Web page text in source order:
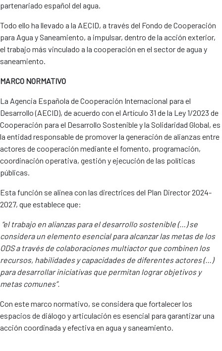
partenariado español del agua.
Todo ello ha llevado a la AECID, a través del Fondo de Cooperación
para Agua y Saneamiento, a impulsar, dentro de la acción exterior,
el trabajo más vinculado a la cooperación en el sector de agua y
saneamiento.
MARCO NORMATIVO
La Agencia Española de Cooperación Internacional para el
Desarrollo (AECID), de acuerdo con el Artículo 31 de la Ley 1/2023 de
Cooperación para el Desarrollo Sostenible y la Solidaridad Global, es
la entidad responsable de promover la generación de alianzas entre
actores de cooperación mediante el fomento, programación,
coordinación operativa, gestión y ejecución de las políticas
públicas.
Esta función se alinea con las directrices del Plan Director 2024-
2027, que establece que:
“el trabajo en alianzas para el desarrollo sostenible (…) se
considera un elemento esencial para alcanzar las metas de los
ODS a través de colaboraciones multiactor que combinen los
recursos, habilidades y capacidades de diferentes actores (…)
para desarrollar iniciativas que permitan lograr objetivos y
metas comunes”.
Con este marco normativo, se considera que fortalecer los
espacios de diálogo y articulación es esencial para garantizar una
acción coordinada y efectiva en agua y saneamiento.